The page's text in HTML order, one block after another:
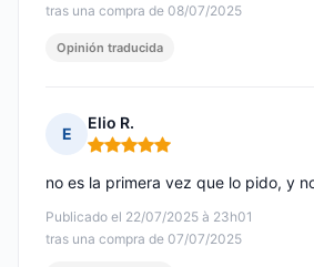
tras una compra de 08/07/2025
Opinión traducida
E
Elio R.
Nota: 5 de 5
Publicado el 22/07/2025 à 23h01
tras una compra de 07/07/2025
no es la primera vez que lo pido, y